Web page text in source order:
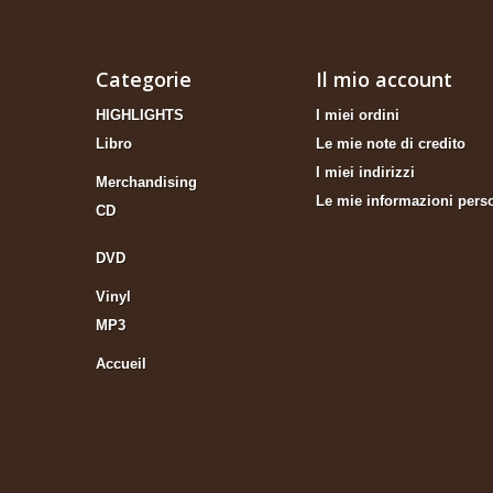
Categorie
HIGHLIGHTS
Libro
Merchandising
CD
DVD
Vinyl
MP3
Accueil
Il mio account
I miei ordini
Le mie note di credito
I miei indirizzi
Le mie informazioni